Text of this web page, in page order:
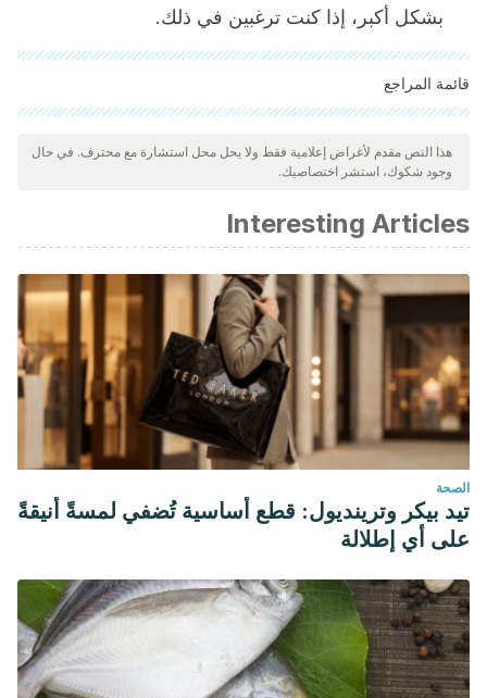
بشكل أكبر، إذا كنت ترغبين في ذلك.
قائمة المراجع
"تمت مراجعة جميع المصادر المذكورة بعناية شديدة من قبل فريقنا
لضمان جودتها وموثوقيتها وتحديثها وصحتها. تم اعتبار الببليوغرافيا لهذه
المقالة موثوقة ودقيقة من الناحية الأكاديمية أو العلمية.
[featured-post url="https://mejorconsalud.as.com/la-manera-
correcta-de-lavarse-la-cara-en-5-pasos/"]
هذا النص مقدم لأغراض إعلامية فقط ولا يحل محل استشارة مع محترف. في حال
وجود شكوك، استشر اختصاصيك.
Interesting Articles
الصحة
تيد بيكر وترينديول: قطع أساسية تُضفي لمسةً أنيقةً
على أي إطلالة